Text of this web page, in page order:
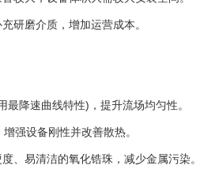
充研磨介质，增加运营成本。
降速曲线特性)，提升流场均匀性。
设备刚性并改善散热。
度、易清洁的氧化锆珠，减少金属污染。